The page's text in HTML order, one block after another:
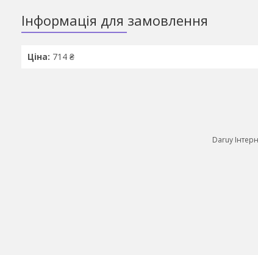
Інформація для замовлення
Ціна: 714 ₴